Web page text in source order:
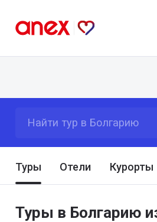
Найти тур в Болгарию
Туры Отели Курорты
Туры в Болгарию